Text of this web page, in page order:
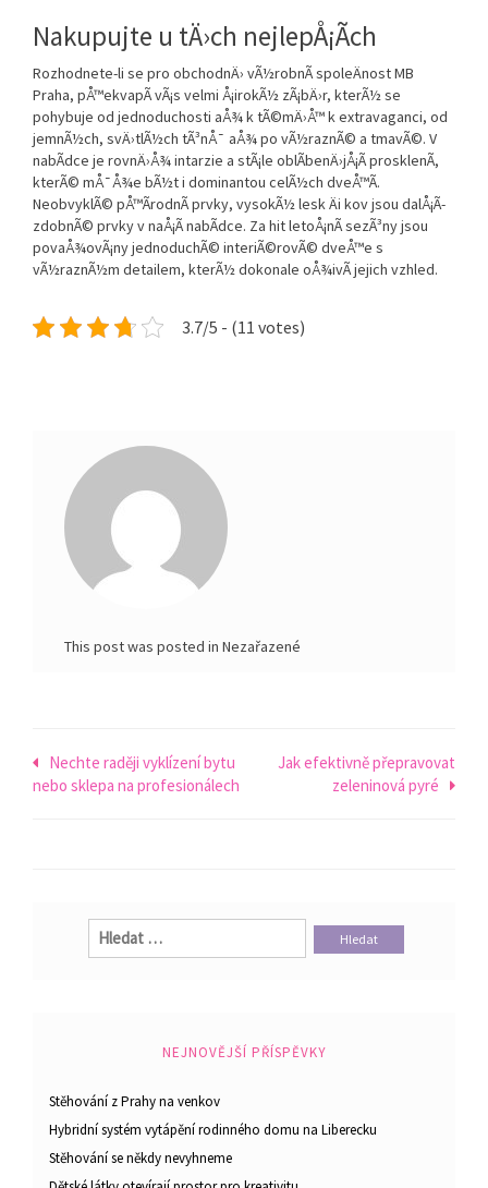
Nakupujte u tÄ›ch nejlepÅ¡Ã­ch
Rozhodnete-li se pro obchodnÄ› vÃ½robnÃ­ spoleÄnost MB
Praha, pÅ™ekvapÃ­ vÃ¡s velmi Å¡irokÃ½ zÃ¡bÄ›r, kterÃ½ se
pohybuje od jednoduchosti aÅ¾ k tÃ©mÄ›Å™ k extravaganci, od
jemnÃ½ch, svÄ›tlÃ½ch tÃ³nÅ¯ aÅ¾ po vÃ½raznÃ© a tmavÃ©. V
nabÃ­dce je rovnÄ›Å¾ intarzie a stÃ¡le oblÃ­benÄ›jÅ¡Ã­ prosklenÃ­,
kterÃ© mÅ¯Å¾e bÃ½t i dominantou celÃ½ch dveÅ™Ã­.
NeobvyklÃ© pÅ™Ã­rodnÃ­ prvky, vysokÃ½ lesk Äi kov jsou dalÅ¡Ã­
zdobnÃ© prvky v naÅ¡Ã­ nabÃ­dce. Za hit letoÅ¡nÃ­ sezÃ³ny jsou
povaÅ¾ovÃ¡ny jednoduchÃ© interiÃ©rovÃ© dveÅ™e s
vÃ½raznÃ½m detailem, kterÃ½ dokonale oÅ¾ivÃ­ jejich vzhled.
3.7/5 - (11 votes)
This post was posted in Nezařazené
Navigace
pro
Nechte raději vyklízení bytu
nebo sklepa na profesionálech
Jak efektivně přepravovat
zeleninová pyré
Vyhledávání
NEJNOVĚJŠÍ PŘÍSPĚVKY
Stěhování z Prahy na venkov
Hybridní systém vytápění rodinného domu na Liberecku
Stěhování se někdy nevyhneme